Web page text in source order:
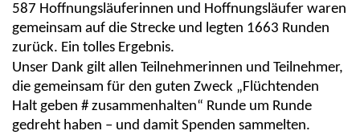
587 Hoffnungsläuferinnen und Hoffnungsläufer waren
gemeinsam auf die Strecke und legten 1663 Runden
zurück. Ein tolles Ergebnis.
Unser Dank gilt allen Teilnehmerinnen und Teilnehmer,
die gemeinsam für den guten Zweck „Flüchtenden
Halt geben # zusammenhalten“ Runde um Runde
gedreht haben – und damit Spenden sammelten.